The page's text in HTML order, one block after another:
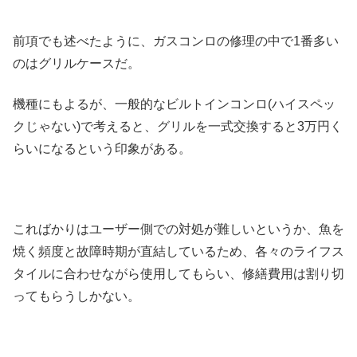
前項でも述べたように、ガスコンロの修理の中で1番多い
のはグリルケースだ。
機種にもよるが、一般的なビルトインコンロ(ハイスペッ
クじゃない)で考えると、グリルを一式交換すると3万円く
らいになるという印象がある。
こればかりはユーザー側での対処が難しいというか、魚を
焼く頻度と故障時期が直結しているため、各々のライフス
タイルに合わせながら使用してもらい、修繕費用は割り切
ってもらうしかない。